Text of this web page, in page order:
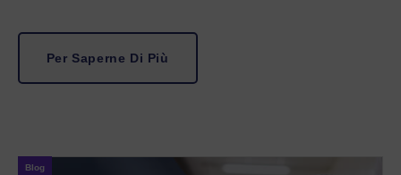
Per Saperne Di Più
Blog